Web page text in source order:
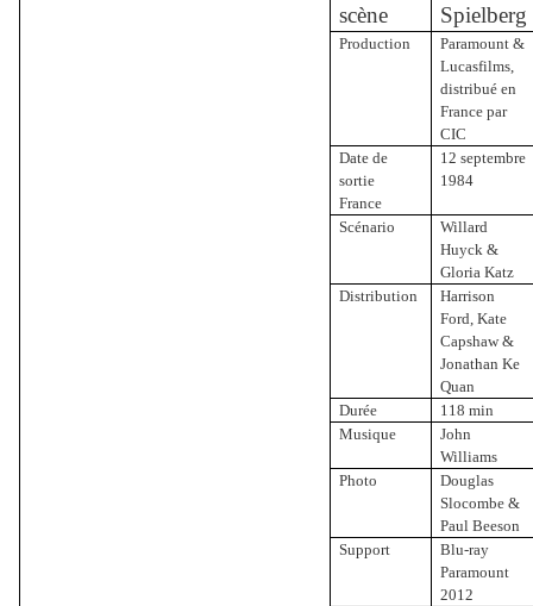
scène
Spielberg
Production
Paramount &
Lucasfilms,
distribué en
France par
CIC
Date de
sortie
France
12 septembre
1984
Scénario
Willard
Huyck &
Gloria Katz
Distribution
Harrison
Ford, Kate
Capshaw &
Jonathan Ke
Quan
Durée
118 min
Musique
John
Williams
Photo
Douglas
Slocombe &
Paul Beeson
Support
Blu-ray
Paramount
2012